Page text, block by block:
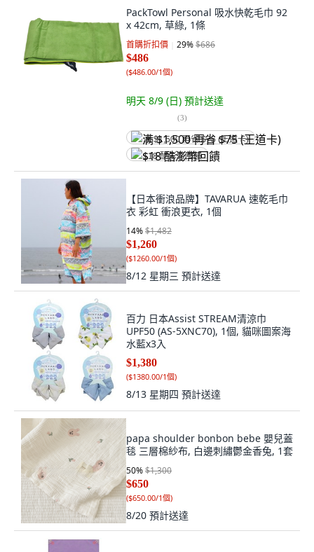
PackTowl Personal 吸水快乾毛巾 92
x 42cm, 草綠, 1條
首購折扣價 29%$686
$486
($486.00/1個)
明天 8/9 (日) 預計送達
(3)
满 $1,500 再省 $75 (王道卡)
$18 酷澎幣回饋
【日本衝浪品牌】TAVARUA 速乾毛巾
衣 彩虹 衝浪更衣, 1個
14%$1,482
$1,260
($1260.00/1個)
8/12 星期三 預計送達
百力 日本Assist STREAM清涼巾
UPF50 (AS-5XNC70), 1個, 貓咪圖案海
水藍x3入
$1,380
($1380.00/1個)
8/13 星期四 預計送達
papa shoulder bonbon bebe 嬰兒蓋
毯 三層棉紗布, 白邊刺繡鬱金香兔, 1套
50%$1,300
$650
($650.00/1個)
8/20 預計送達